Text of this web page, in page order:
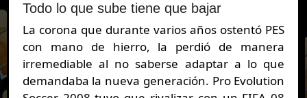
Todo lo que sube tiene que bajar
La corona que durante varios años ostentó PES
con mano de hierro, la perdió de manera
irremediable al no saberse adaptar a lo que
demandaba la nueva generación. Pro Evolution